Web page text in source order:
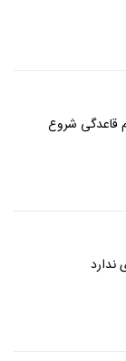
از روز
قاعدگی شروع
استفاده
ندارد